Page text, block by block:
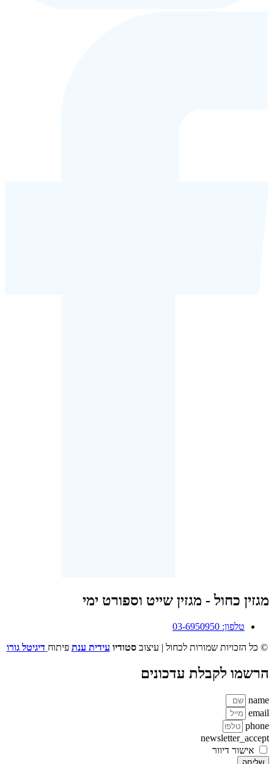
מגזין כחול - מגזין שייט וספורט ימי
טלפון: 03-6950950
© כל הזכויות שמורות לכחול | עיצובסטודיו עידית ענת פיתוח דיגיטל גורו
הרשמו לקבלת עדכונים
name
email
phone
newsletter_accept
אישור דיוור